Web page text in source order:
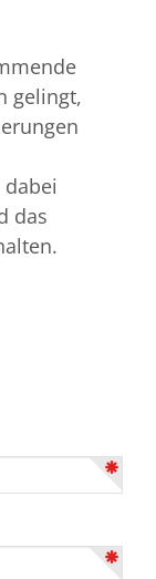
gelingt,
das